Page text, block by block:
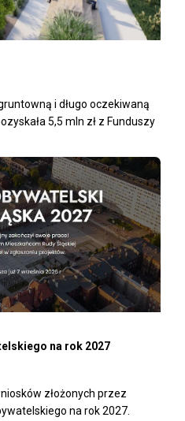
i długo oczekiwaną
5,5 mln zł z Funduszy
na rok 2027
złożonych przez
na rok 2027.